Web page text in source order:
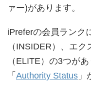
ァー)があります。
iPreferの会員ランク
（INSIDER）、エ
（ELITE）の3つが
「 Authority Status 」